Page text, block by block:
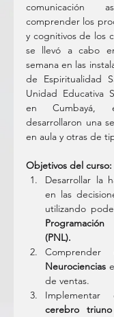
comunicación
comprender los
y cognitivos de los
se llevó a cabo
semana en las
de Espiritualidad
Unidad Educativa
en Cumbayá,
desarrollaron una
en aula y otras de
Objetivos del curso:
Desarrollar la
en las
(PNL).
Neurociencias
de ventas.
cerebro triuno